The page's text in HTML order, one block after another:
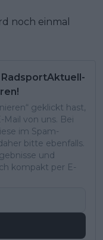
noch einmal
geklickt hast,
von uns. Bei
im Spam-
bitte ebenfalls.
und
kompakt per E-